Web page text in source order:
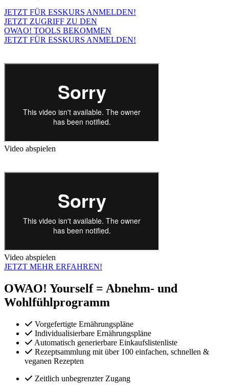
JETZT FÜR ESSKURS ANMELDEN!
JETZT ZUGRIFF ZU DEN
OWAO! TOOLS BEKOMMEN
JETZT FÜR ESSKURS ANMELDEN!
Video abspielen
Video abspielen
JETZT MEHR ERFAHREN!
OWAO! Yourself = Abnehm- und
Wohlfühlprogramm
Vorgefertigte Ernährungspläne
Individualisierbare Ernährungspläne
Automatisch generierbare Einkaufslistenliste
Rezeptsammlung mit über 100 einfachen, schnellen &
veganen Rezepten
Zeitlich unbegrenzter Zugang